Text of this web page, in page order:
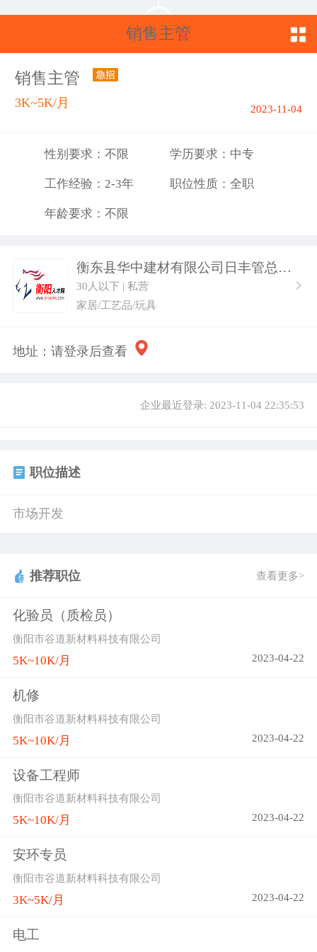
销售主管
销售主管
3K~5K/月 2023-11-04
性别要求：不限 学历要求：中专
工作经验：2-3年 职位性质：全职
年龄要求：不限
衡东县华中建材有限公司日丰管总代理
30人以下 | 私营
家居/工艺品/玩具
地址： 请登录后查看
企业最近登录: 2023-11-04 22:35:53
职位描述
市场开发
推荐职位 查看更多>
化验员（质检员）
衡阳市谷道新材料科技有限公司
5K~10K/月 2023-04-22
机修
衡阳市谷道新材料科技有限公司
5K~10K/月 2023-04-22
设备工程师
衡阳市谷道新材料科技有限公司
5K~10K/月 2023-04-22
安环专员
衡阳市谷道新材料科技有限公司
3K~5K/月 2023-04-22
电工